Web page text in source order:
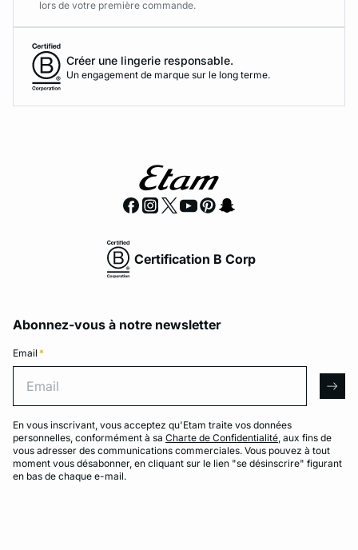
lors de votre première commande.​
Créer une lingerie responsable.
Un engagement de marque sur le long terme.
Certification B Corp
Abonnez-vous à notre newsletter
Email *
En vous inscrivant, vous acceptez qu'Etam traite vos données
personnelles, conformément à sa Charte de Confidentialité, aux fins de
vous adresser des communications commerciales. Vous pouvez à tout
moment vous désabonner, en cliquant sur le lien "se désinscrire" figurant
en bas de chaque e-mail.